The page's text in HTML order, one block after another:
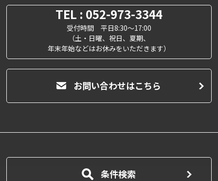
TEL : 052-973-3344
受付時間 平日8:30～17:00
（土・日曜、祝日、夏期、
年末年始などはお休みをいただきます）
お問い合わせはこちら
条件検索